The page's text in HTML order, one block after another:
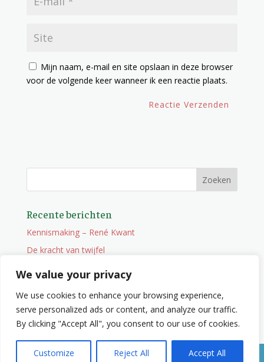
We value your privacy
We use cookies to enhance your browsing experience,
serve personalized ads or content, and analyze our traffic.
By clicking "Accept All", you consent to our use of cookies.
Customize Reject All Accept All
Mijn naam, e-mail en site opslaan in deze browser
voor de volgende keer wanneer ik een reactie plaats.
Recente berichten
Kennismaking – René Kwant
De kracht van twijfel
Onderweg
Wat je niet zocht maar wel vindt